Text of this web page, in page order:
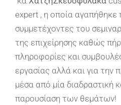
expert , η οποία αγαπήθηκε
συμμετέχοντες του
της επιχείρησης καθώς
πληροφορίες και
εργασίας αλλά και για
μέσα από μία διαδραστική
παρουσίαση των θεμάτων!